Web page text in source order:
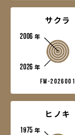
サクラ
2006年
2026年
fw-2026001
ヒノキ
1975年